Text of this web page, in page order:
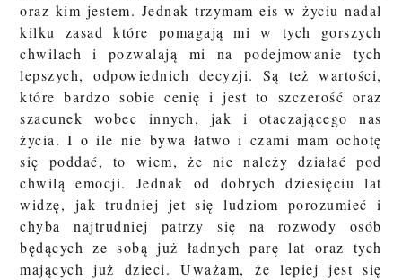
oraz kim jestem. Jednak trzymam eis w życiu nadal
kilku zasad które pomagają mi w tych gorszych
chwilach i pozwalają mi na podejmowanie tych
lepszych, odpowiednich decyzji. Są też wartości,
które bardzo sobie cenię i jest to szczerość oraz
szacunek wobec innych, jak i otaczającego nas
życia. I o ile nie bywa łatwo i czami mam ochotę
się poddać, to wiem, że nie należy działać pod
chwilą emocji. Jednak od dobrych dziesięciu lat
widzę, jak trudniej jet się ludziom porozumieć i
chyba najtrudniej patrzy się na rozwody osób
będących ze sobą już ładnych parę lat oraz tych
mających już dzieci. Uważam, że lepiej jest się